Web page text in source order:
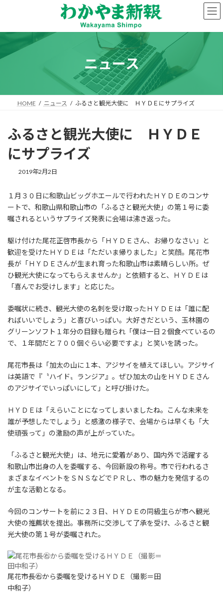
ン
へ
プ
ー
ョ
動
ニュース
HOME ニュース ふるさと観光大使に ＨＹＤＥにサプライズ
ふるさと観光大使に ＨＹＤＥ
にサプライズ
2019年2月2日
１月３０日に和歌山ビッグホエールで行われたＨＹＤＥのコンサ
ートで、和歌山県和歌山市の「ふるさと観光大使」の第１号に委
嘱されるというサプライズ発表に会場は沸き返った。
駆け付けた尾花正啓市長から「ＨＹＤＥさん、お帰りなさい」と
歓迎を受けたＨＹＤＥは「ただいま帰りました」と笑顔。尾花市
長が「ＨＹＤＥさんが生まれ育った和歌山市は素晴らしい所。ぜ
ひ観光大使になってもらえませんか」と依頼すると、ＨＹＤＥは
「喜んでお受けします」と応じた。
委嘱状に続き、観光大使の名刺を受け取ったＨＹＤＥは「誰に配
ればいいでしょう」と喜びいっぱい。大好きだという、玉林園の
グリーンソフト１年分の目録も贈られ「僕は一日２個食べているの
で、１年間だと７００個ぐらい必要ですよ」と笑いを誘った。
尾花市長は「加太の山に１本、アジサイを植えてほしい。アジサイ
は英語で『〝ハイド〟ランジア』。ぜひ加太の山をＨＹＤＥさん
のアジサイでいっぱいにして」と呼び掛けた。
ＨＹＤＥは「えらいことになってしまいましたね。こんな未来を
誰が予想したでしょう」と感激の様子で、会場からは早くも「大
使頑張って」の激励の声が上がっていた。
「ふるさと観光大使」は、地元に愛着があり、国内外で活躍する
和歌山市出身の人を委嘱する、今回新設の称号。市で行われるさ
まざまなイベントをＳＮＳなどでＰＲし、市の魅力を発信するの
が主な活動となる。
今回のコンサートを前に２３日、ＨＹＤＥの同級生らが市へ観光
大使の推薦状を提出。事務所に交渉して了承を受け、ふるさと観
光大使の第１号が委嘱された。
尾花市長㊨から委嘱を受けるＨＹＤＥ（撮影＝田
中和子）